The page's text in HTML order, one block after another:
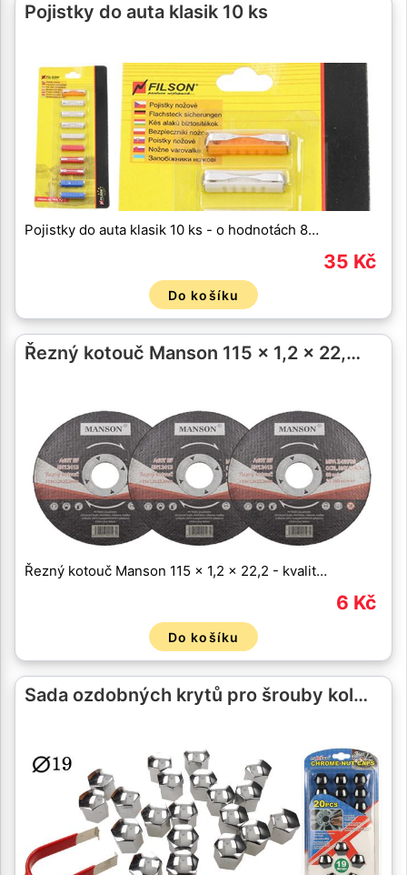
Pojistky do auta klasik 10 ks
Pojistky do auta klasik 10 ks - o hodnotách 8…
35 Kč
Do košíku
Řezný kotouč Manson 115 x 1,2 x 22,…
Řezný kotouč Manson 115 x 1,2 x 22,2 - kvalit…
6 Kč
Do košíku
Sada ozdobných krytů pro šrouby kol…